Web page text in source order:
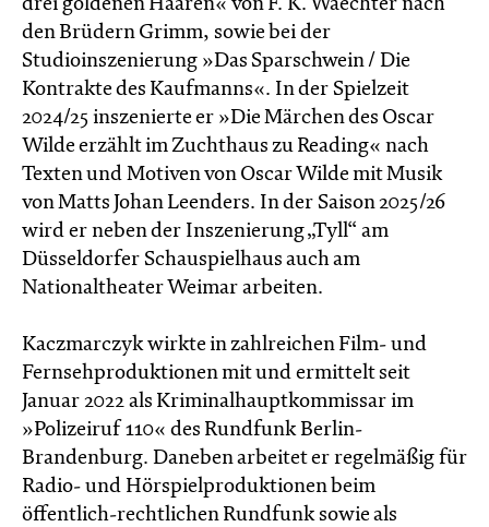
drei goldenen Haaren« von F. K. Waechter nach
den Brüdern Grimm, sowie bei der
Studioinszenierung »Das Sparschwein / Die
Kontrakte des Kaufmanns«. In der Spielzeit
2024/25 inszenierte er »Die Märchen des Oscar
Wilde erzählt im Zucht­haus zu Reading« nach
Texten und Motiven von Oscar Wilde mit Musik
von Matts Johan Leenders. In der Saison 2025/26
wird er neben der Inszenierung „Tyll“ am
Düsseldorfer Schauspielhaus auch am
Nationaltheater Weimar arbeiten.
Kaczmarczyk wirkte in zahlreichen Film- und
Fernsehproduktionen mit und ermittelt seit
Januar 2022 als Kriminalhauptkommissar im
»Polizeiruf 110« des Rundfunk Berlin-
Brandenburg. Daneben arbeitet er regelmäßig für
Radio- und Hörspielproduktionen beim
öffentlich-rechtlichen Rundfunk sowie als